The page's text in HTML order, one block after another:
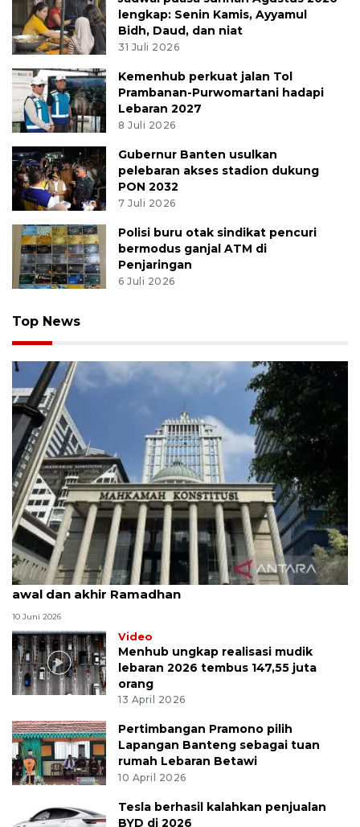
lengkap: Senin Kamis, Ayyamul
Bidh, Daud, dan niat
31 Juli 2026
Kemenhub perkuat jalan Tol
Prambanan-Purwomartani hadapi
Lebaran 2027
8 Juli 2026
Gubernur Banten usulkan
pelebaran akses stadion dukung
PON 2032
7 Juli 2026
Polisi buru otak sindikat pencuri
bermodus ganjal ATM di
Penjaringan
6 Juli 2026
Top News
MK uji materi UU Peradilan Agama perihal isbat
awal dan akhir Ramadhan
10 Juni 2026
Video
Menhub ungkap realisasi mudik
lebaran 2026 tembus 147,55 juta
orang
13 April 2026
Pertimbangan Pramono pilih
Lapangan Banteng sebagai tuan
rumah Lebaran Betawi
10 April 2026
Tesla berhasil kalahkan penjualan
BYD di 2026